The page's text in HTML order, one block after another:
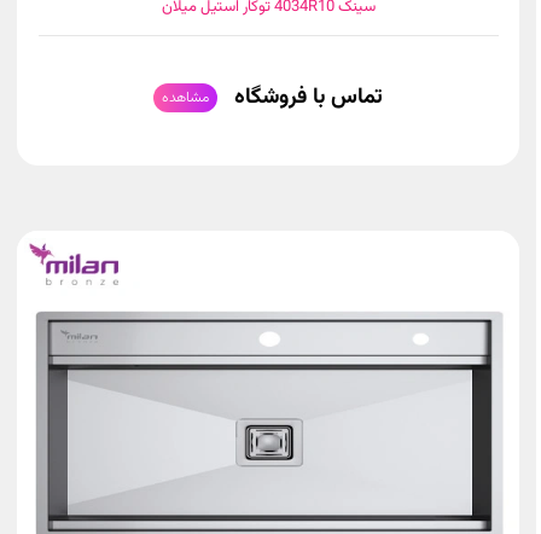
سینک 4034R10 توکار استیل میلان
تماس با فروشگاه مشاهده